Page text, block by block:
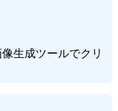
生成ツールでクリ